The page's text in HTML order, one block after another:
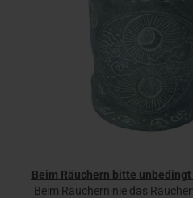
Beim Räuchern bitte
Beim Räuchern nie das